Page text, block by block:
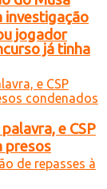
já tinha
investigação
jogador
e CSP
presos